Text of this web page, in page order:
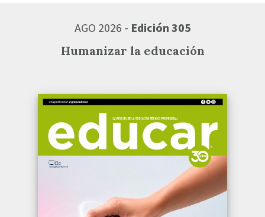
AGO 2026 - Edición 305
Humanizar la educación